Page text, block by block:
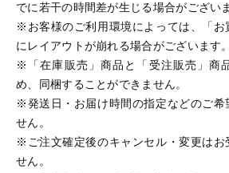
でに若干の時間差が生じる場合がござい
※お客様のご利用環境によっては、「お
にレイアウトが崩れる場合がございます。
※「在庫販売」商品と「受注販売」商
め、同梱することができません。
※発送日・お届け時間の指定などのご希
せん。
※ご注文確定後のキャンセル・変更はお
せん。